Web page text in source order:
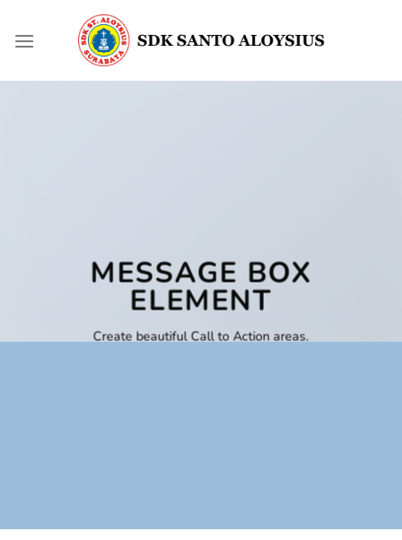
MESSAGE BOX
ELEMENT
Create beautiful Call to Action areas.